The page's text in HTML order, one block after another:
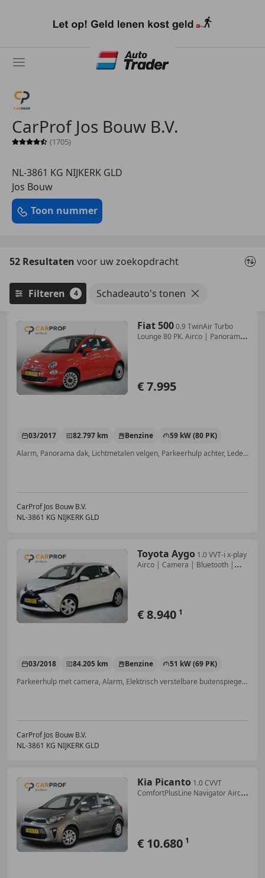
naar
CarProf Jos Bouw B.V.
Sterrenbeoordeling 4.5 van 5
(1705)
NL-3861 KG NIJKERK GLD
Jos Bouw
Toon nummer
52 Resultaten voor uw zoekopdracht
Filteren 4 Schadeauto's tonen
Fiat 5000.9 TwinAir Turbo
Lounge 80 PK. Airco | Panorama
€ 7.995
03/2017 82.797 km Benzine
59 kW (80 PK)
Alarm, Panorama dak, Lichtmetalen velgen, Parkeerhulp achter, Lederen stuurwiel, Cruise control, Centrale deurvergrendeling met afstandsbediening, Multifunctioneel stuurwiel
CarProf Jos Bouw B.V.
NL-3861 KG NIJKERK GLD
Toyota Aygo 1.0 VVT-i x-play
Airco | Camera | Bluetooth |
€ 8.940 1
03/2018 84.205 km Benzine
51 kW (69 PK)
Parkeerhulp met camera, Alarm, Elektrisch verstelbare buitenspiegels, Mistlampen, Apple CarPlay, Centrale deurvergrendeling met afstandsbediening, Android Auto, Airconditioning
CarProf Jos Bouw B.V.
NL-3861 KG NIJKERK GLD
Kia Picanto 1.0 CVVT
ComfortPlusLine Navigator Airco
€ 10.680 1